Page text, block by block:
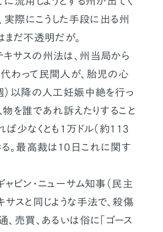
実際にこうした手段に出る州
まだ不透明だが。
サスの州法は、州当局から
わって民間人が、胎児の心
）以降の人工妊娠中絶を行っ
物を誰であれ訴えたりすること
少なくとも１万ドル（約113
る。最高裁は10日これに関す
ビン・ニューサム知事（民主
スと同じような手法で、殺傷
売買、あるいは俗に「ゴース